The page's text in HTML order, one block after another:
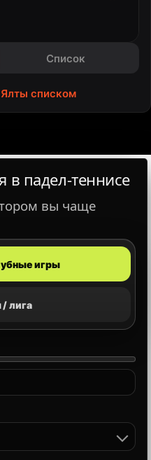
корт
о клубе
Список
списком
в падел‑теннисе
вы чаще
игры
лига